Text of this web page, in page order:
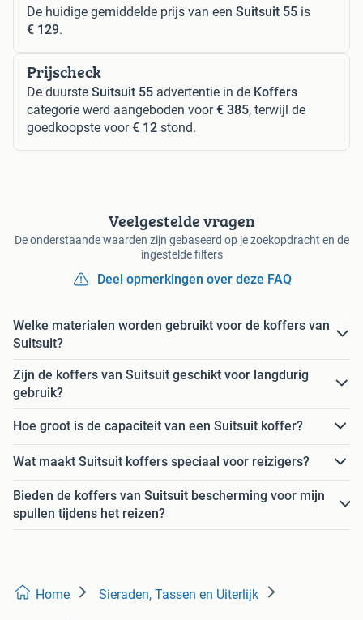
De huidige gemiddelde prijs van een Suitsuit 55 is
€ 129.
Prijscheck
De duurste Suitsuit 55 advertentie in de Koffers
categorie werd aangeboden voor€ 385, terwijl de
goedkoopste voor€ 12 stond.
Veelgestelde vragen
De onderstaande waarden zijn gebaseerd op je zoekopdracht en de
ingestelde filters
Deel opmerkingen over deze FAQ
Welke materialen worden gebruikt voor de koffers van
Suitsuit?
Zijn de koffers van Suitsuit geschikt voor langdurig
gebruik?
Hoe groot is de capaciteit van een Suitsuit koffer?
Wat maakt Suitsuit koffers speciaal voor reizigers?
Bieden de koffers van Suitsuit bescherming voor mijn
spullen tijdens het reizen?
Home Sieraden, Tassen en Uiterlijk